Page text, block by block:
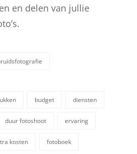
en delen van jullie
budget diensten
duur fotoshoot ervaring
kosten fotoboek